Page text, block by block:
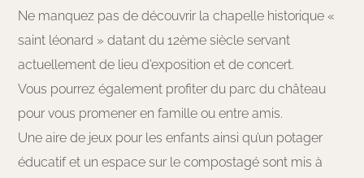
Ne manquez pas de découvrir la chapelle historique «
saint léonard » datant du 12ème siècle servant
actuellement de lieu d’exposition et de concert.
Vous pourrez également profiter du parc du château
pour vous promener en famille ou entre amis.
Une aire de jeux pour les enfants ainsi qu’un potager
éducatif et un espace sur le compostagé sont mis à